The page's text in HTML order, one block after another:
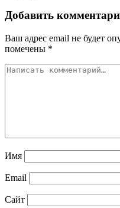
Добавить
Ваш адрес email не будет
помечены *
Имя
Email
Сайт